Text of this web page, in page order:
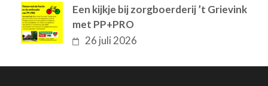
Een kijkje bij zorgboerderij ’t Grievink
met PP+PRO
26 juli 2026